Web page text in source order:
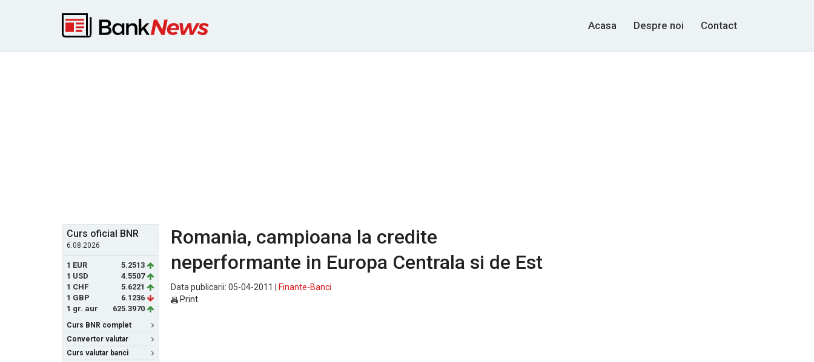
Acasa Despre noi Contact
Curs oficial BNR
6.08.2026
1 EUR
5.2513
1 USD
4.5507
1 CHF
5.6221
1 GBP
6.1236
1 gr. aur
625.3970
Curs BNR complet
Convertor valutar
Curs valutar banci
Romania, campioana la credite
neperformante in Europa Centrala si de Est
Data publicarii: 05-04-2011 |
Finante-Banci
Print